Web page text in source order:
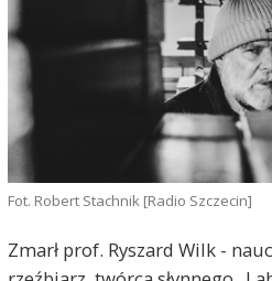
Fot. Robert Stachnik [Radio Szczecin]
Zmarł prof. Ryszard Wilk -